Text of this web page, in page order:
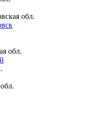
обл.
обл.